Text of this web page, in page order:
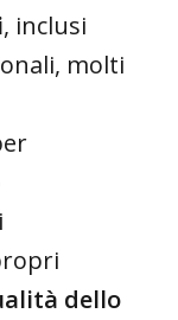
, inclusi
molti
dello